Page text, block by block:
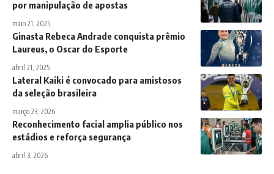
por manipulação de apostas
maio 21, 2025
Ginasta Rebeca Andrade conquista prêmio
Laureus, o Oscar do Esporte
abril 21, 2025
Lateral Kaiki é convocado para amistosos
da seleção brasileira
março 23, 2026
Reconhecimento facial amplia público nos
estádios e reforça segurança
abril 3, 2026